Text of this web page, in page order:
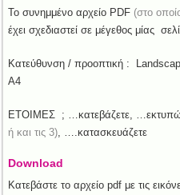
To συνημμένο αρχείο PDF (στο
έχει σχεδιαστεί σε μέγεθος μίας
Κατεύθυνση / προοπτική :
Α4
ΕΤΟΙΜΕΣ ; …κατεβάζετε,
ή και τις 3) , ….κατασκευάζετε
Download
Κατεβάστε το αρχείο pdf με τις